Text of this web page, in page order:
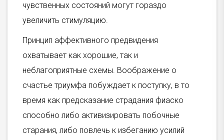
чувственных состояний могут гораздо
увеличить стимуляцию.
Принцип аффективного предвидения
охватывает как хорошие, так и
неблагоприятные схемы. Воображение о
счастье триумфа побуждает к поступку, в то
время как предсказание страдания фиаско
способно либо активизировать побочные
старания, либо повлечь к избеганию усилий